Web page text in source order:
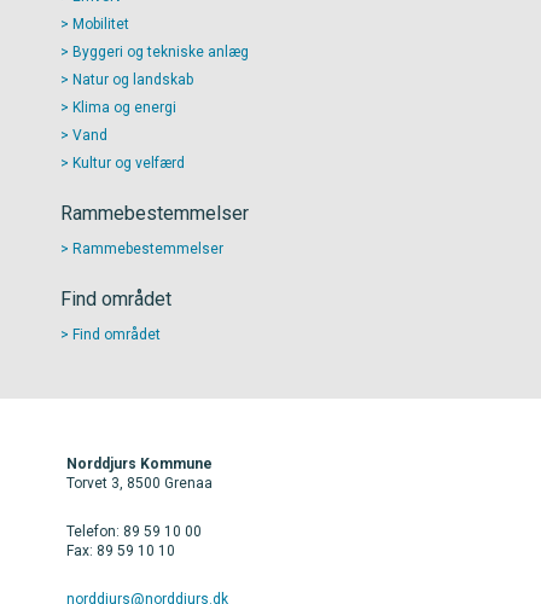
Mobilitet
Byggeri og tekniske anlæg
Natur og landskab
Klima og energi
Vand
Kultur og velfærd
Rammebestemmelser
Rammebestemmelser
Find området
Find området
Norddjurs Kommune
Torvet 3, 8500 Grenaa
Telefon: 89 59 10 00
Fax: 89 59 10 10
norddjurs@norddjurs.dk